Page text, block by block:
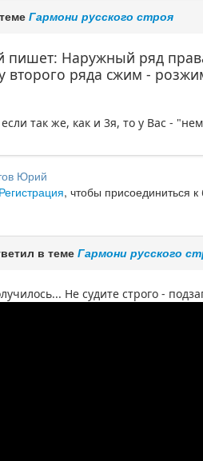
Гармони русского строя
Наружный ряд
второго ряда сжим -
так же, как и 3я, то у Вас -
Юрий
Регистрация, чтобы присоединиться к
в темеГармони русского
Не судите строго -